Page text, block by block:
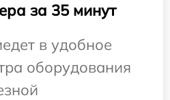
за 35 минут
в удобное
оборудования